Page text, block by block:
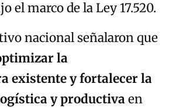
el marco de la Ley 17.520.
nacional señalaron que
la
existente y fortalecer la
y productivaen